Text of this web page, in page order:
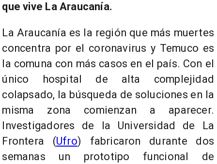
que vive La Araucanía.
La Araucanía es la región que más muertes
concentra por el coronavirus y Temuco es
la comuna con más casos en el país. Con el
único hospital de alta complejidad
colapsado, la búsqueda de soluciones en la
misma zona comienzan a aparecer.
Investigadores de la Universidad de La
Frontera (Ufro) fabricaron durante dos
semanas un prototipo funcional de